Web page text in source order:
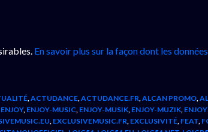
En savoir plus sur la façon dont les
ACTUDANCE ACTUDANCE.FR ALCAN PROMO
ENJOY, ENJOY-MUSIC ENJOY-MUSIK ENJOY-MUZIK
EXCLUSIVEMUSIC.FR EXCLUSIVITÉ FEAT